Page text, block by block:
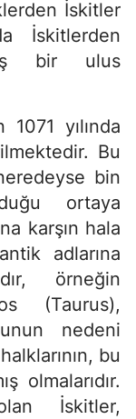
İskitler
İskitlerden
bir ulus
yılında
Bu
bin
ortaya
karşın hala
adlarına
örneğin
(Taurus),
nedeni
bu
olmalarıdır.
İskitler,